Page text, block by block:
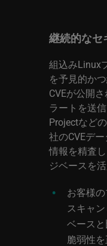
継続的なセ
組込みLinux
を予見的か
CVEが公開
ラートを送
Projectなど
社のCVEデ
情報を精査
ジベースを
お客様
スキャ
ベース
脆弱性